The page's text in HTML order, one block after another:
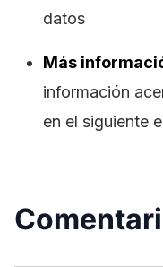
datos
Más
información
en el siguiente